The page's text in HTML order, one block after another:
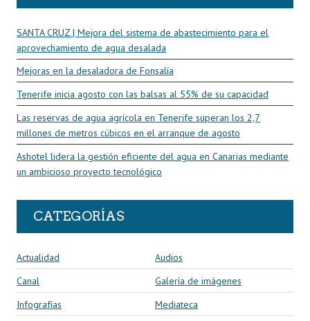
SANTA CRUZ | Mejora del sistema de abastecimiento para el
aprovechamiento de agua desalada
Mejoras en la desaladora de Fonsalía
Tenerife inicia agosto con las balsas al 55% de su capacidad
Las reservas de agua agrícola en Tenerife superan los 2,7
millones de metros cúbicos en el arranque de agosto
Ashotel lidera la gestión eficiente del agua en Canarias mediante
un ambicioso proyecto tecnológico
CATEGORÍAS
Actualidad
Audios
Canal
Galería de imágenes
Infografías
Mediateca